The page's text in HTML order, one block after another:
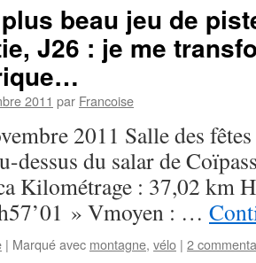
beau jeu de
J26 : je me
2011 par Francoise
2011 Salle des
dessus du salar de
Kilométrage : 37,02 km
» Vmoyen : …
| Marqué avec montagne, vélo | 2